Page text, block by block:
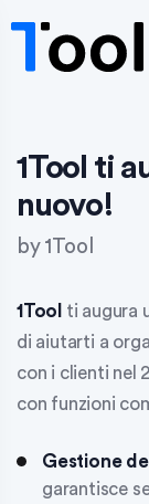
1Tool ti
nuovo!
by1Tool
1Tool ti augura
di aiutarti a
con i clienti nel
con funzioni
Gestione
garantisce